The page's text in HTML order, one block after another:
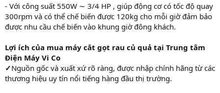
- Với công suất 550W ∼ 3/4 HP , giúp động cơ có tốc độ quay
300rpm và có thể chế biến được 120kg cho mỗi giờ đảm bảo
được nhu cầu chế biến vào khung giờ đông khách.
Lợi ích của mua máy cắt gọt rau củ quả tại Trung tâm
Điện Máy Vi Co
✓Nguồn gốc và xuất xứ rõ ràng, được nhập chính hãng từ các
thương hiệu uy tín nổi tiếng hàng đầu thị trường.